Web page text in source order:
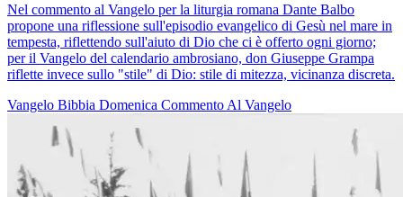
Nel commento al Vangelo per la liturgia romana Dante Balbo
propone una riflessione sull'episodio evangelico di Gesù nel mare in
tempesta, riflettendo sull'aiuto di Dio che ci è offerto ogni giorno;
per il Vangelo del calendario ambrosiano, don Giuseppe Grampa
riflette invece sullo "stile" di Dio: stile di mitezza, vicinanza discreta.
Vangelo Bibbia Domenica Commento Al Vangelo